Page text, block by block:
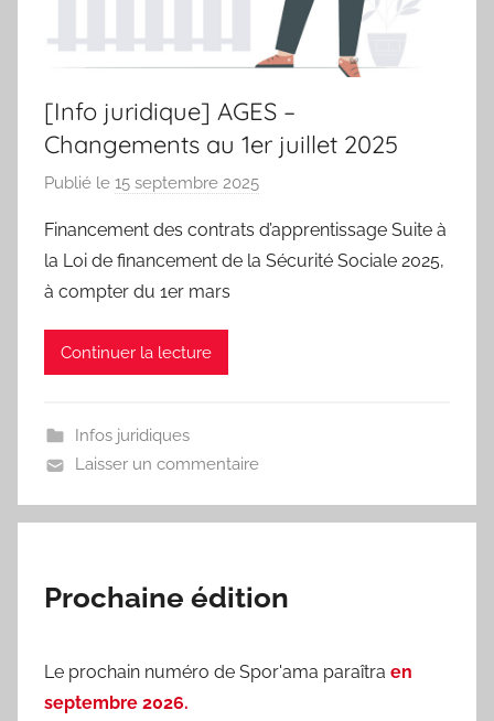
[Info juridique] AGES –
Changements au 1er juillet 2025
Publié le 15 septembre 2025
r
S
Financement des contrats d’apprentissage Suite à
la Loi de financement de la Sécurité Sociale 2025,
à compter du 1er mars
Continuer la lecture
Infos juridiques
Laisser un commentaire
Prochaine édition
Le prochain numéro de Spor'ama paraîtra en
septembre 2026.